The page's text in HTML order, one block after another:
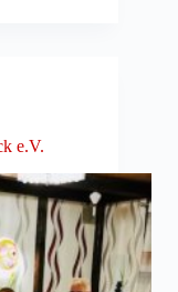
e.V.